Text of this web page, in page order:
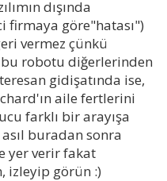
dışında
firmaya göre"hatası")
vermez çünkü
robotu diğerlerinden
gidişatında ise,
aile fertlerini
farklı bir arayışa
buradan sonra
yer verir fakat
izleyip görün :)